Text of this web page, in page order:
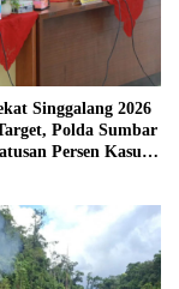
Singgalang 2026
Polda Sumbar
Persen Kasus